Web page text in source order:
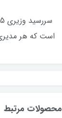
است که هر
محصولات مرتبط